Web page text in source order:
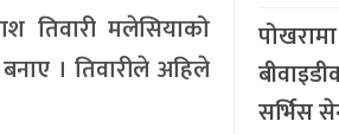
तिवारी मलेसियाको
। तिवारीले अहिले
सर्भिस